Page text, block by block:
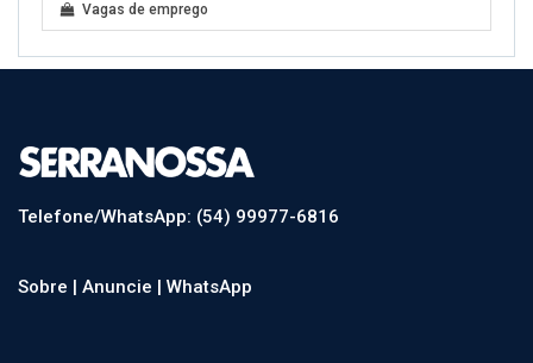
Vagas de emprego
Telefone/WhatsApp: (54) 99977-6816
Sobre | Anuncie | WhatsApp